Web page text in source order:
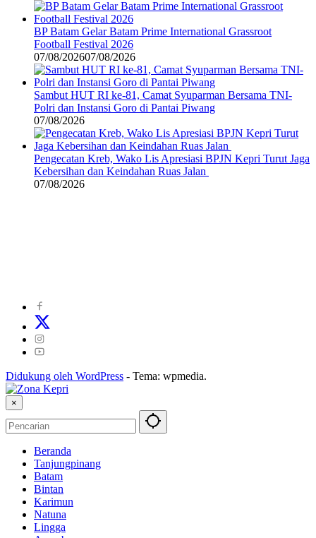
BP Batam Gelar Batam Prime International Grassroot
Football Festival 2026
07/08/202607/08/2026
Sambut HUT RI ke-81, Camat Syuparman Bersama TNI-
Polri dan Instansi Goro di Pantai Piwang
07/08/2026
Pengecatan Kreb, Wako Lis Apresiasi BPJN Kepri Turut Jaga
Kebersihan dan Keindahan Ruas Jalan
07/08/2026
Didukung oleh WordPress - Tema: wpmedia.
×
Beranda
Tanjungpinang
Batam
Bintan
Karimun
Natuna
Lingga